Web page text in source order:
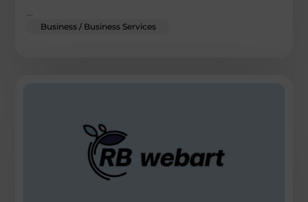
...
Business / Business Services